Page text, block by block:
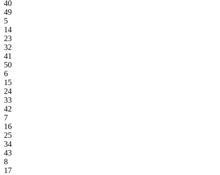
40
49
5
14
23
32
41
50
6
15
24
33
42
7
16
25
34
43
8
17